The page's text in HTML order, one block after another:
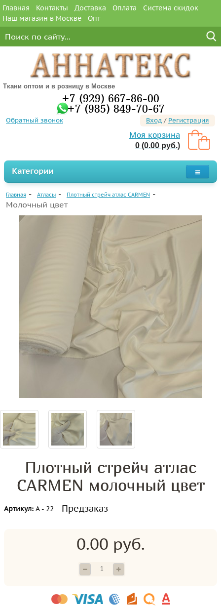
Главная Контакты Доставка Оплата
Система скидок
Наш магазин в Москве
Опт
Ткани оптом и в розницу в Москве
+7 (929) 667-86-00
+7 (985) 849-70-67
Обратный звонок Вход / Регистрация
Моя корзина
0 (0.00 руб.)
Категории
Главная Атласы Плотный стрейч атлас CARMEN
Молочный цвет
Плотный стрейч атлас
CARMEN молочный цвет
Артикул: А - 22 Предзаказ
0.00 руб.